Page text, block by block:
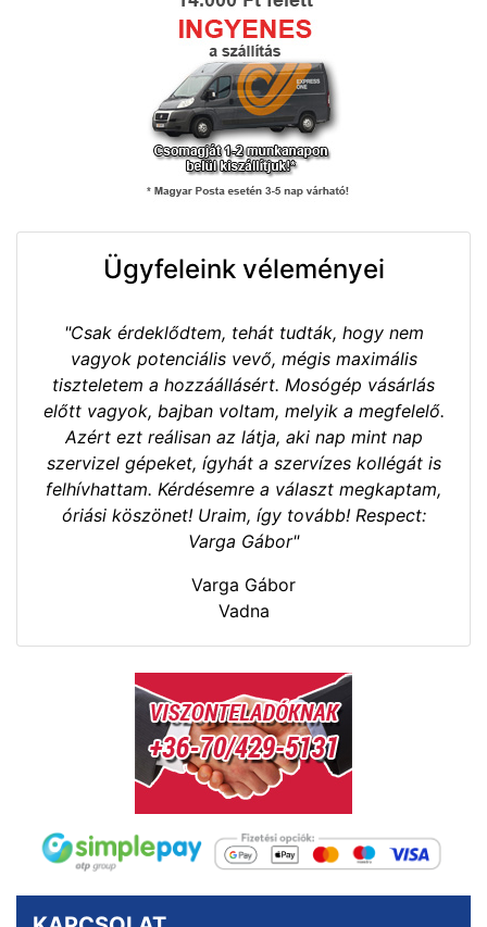
Ügyfeleink véleményei
"Csak érdeklődtem, tehát tudták, hogy nem
vagyok potenciális vevő, mégis maximális
tiszteletem a hozzáállásért. Mosógép vásárlás
előtt vagyok, bajban voltam, melyik a megfelelő.
Azért ezt reálisan az látja, aki nap mint nap
szervizel gépeket, ígyhát a szervízes kollégát is
felhívhattam. Kérdésemre a választ megkaptam,
óriási köszönet! Uraim, így tovább! Respect:
Varga Gábor"
Varga Gábor
Vadna